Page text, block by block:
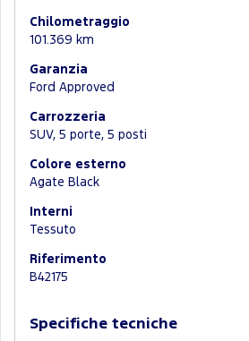
Chilometraggio
101.369 km
Garanzia
Ford Approved
Carrozzeria
SUV, 5 porte, 5 posti
Colore esterno
Agate Black
Interni
Tessuto
Riferimento
B42175
Specifiche tecniche